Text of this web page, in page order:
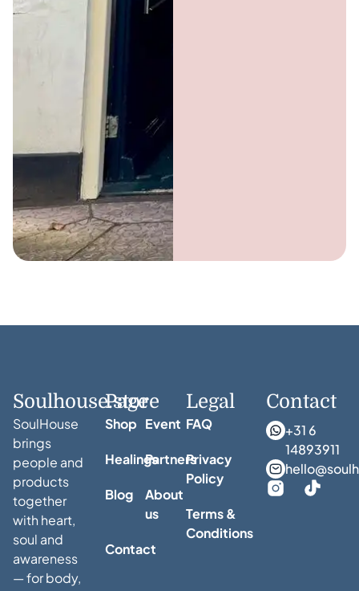
Soulhouse.store
SoulHouse
brings
people and
products
together
with heart,
soul and
awareness
— for body,
Page
Shop Event
HealingsPartners
Blog
About
us
Contact
Legal
FAQ
Privacy
Policy
Terms &
Conditions
Contact
+31 6
14893911